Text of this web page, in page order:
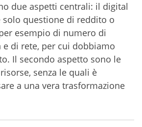
due aspetti centrali: il digital
solo questione di reddito o
esempio di numero di
e di rete, per cui dobbiamo
Il secondo aspetto sono le
senza le quali è
a una vera trasformazione